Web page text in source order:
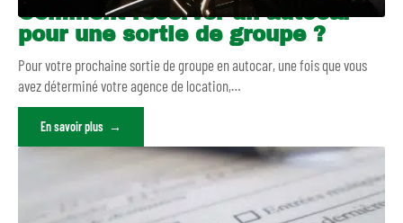
Comment réserver un autocar
pour une sortie de groupe ?
Pour votre prochaine sortie de groupe en autocar, une fois que vous
avez déterminé votre agence de location,…
En savoir plus